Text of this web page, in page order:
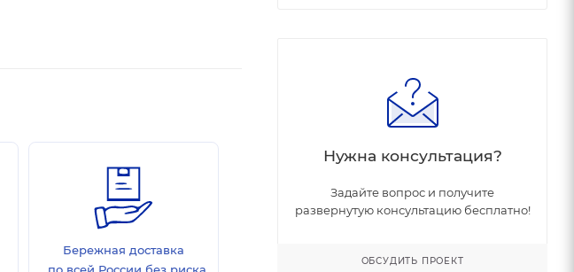
Бережная доставка
по всей России без риска
Нужна консультация?
Задайте вопрос и получите
развернутую консультацию бесплатно!
ОБСУДИТЬ ПРОЕКТ